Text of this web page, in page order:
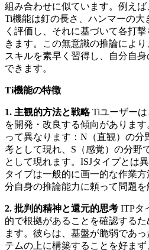
組み合わせに似ています。例えば
Ti機能は釘の長さ、ハンマーの
く評価し、それに基づいて各打
きます。この無意識の推論によ
スキルを素早く習得し、自分自
できます。
Ti機能の特徴
1. 主観的方法と戦略Tiユーザーは
を開発・改良する傾向がありま
って異なります：N（直観）の分
考として現れ、S（感覚）の分野
として現れます。ISJタイプとは
タイプは一般的に画一的な作業
分自身の推論能力に頼って問題を
2. 批判的精神と還元的思考 ITPタ
的で根拠があることを確認する
ます。彼らは、基盤が脆弱であ
テムの上に構築することを好ま